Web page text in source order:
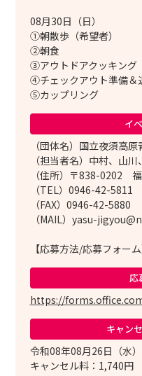
08月30日（日）
①朝散歩（希望者）
②朝食
③アウトドアクッキング
④チェックアウト準備＆
⑤カップリング
イ
（団体名）国立夜須高
（担当者名）中村、山川
（住所）〒838-0202
（TEL）0946-42-5811
（FAX）0946-42-5880
（MAIL）yasu-
【応募方法/応募フォーム
応
https://
キャン
令和08年08月26日（水
キャンセル料：1,740円